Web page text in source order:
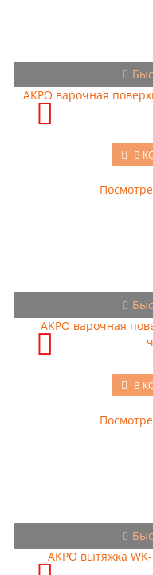
AKPO варочная
В
AKPO варочная
В
AKPO вытяжка